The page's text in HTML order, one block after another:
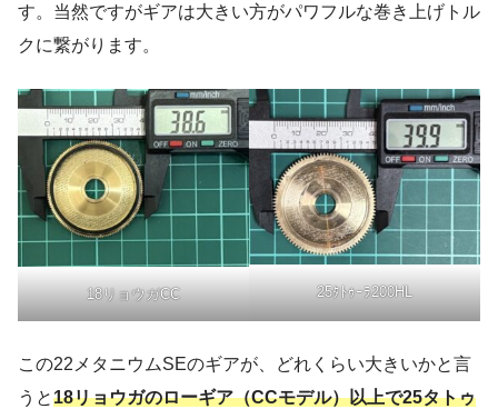
す。当然ですがギアは大きい方がパワフルな巻き上げトル
クに繋がります。
18リョウガCC 25ﾀﾄｩｰﾗ200HL
この22メタニウムSEのギアが、どれくらい大きいかと言
うと18リョウガのローギア（CCモデル）以上で25タトゥ